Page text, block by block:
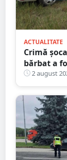
ACTUALITATE
Crimă
bărbat a
2 august